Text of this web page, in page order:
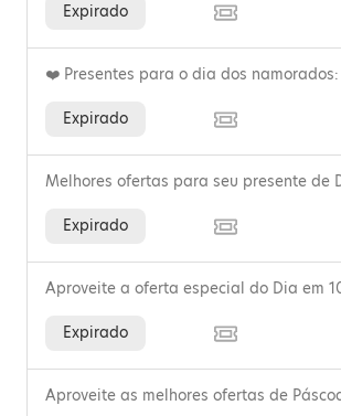
Expirado
❤️ Presentes para o dia dos namorados:
Expirado
Melhores ofertas para seu presente de
Expirado
Aproveite a oferta especial do Dia em
Expirado
Aproveite as melhores ofertas de